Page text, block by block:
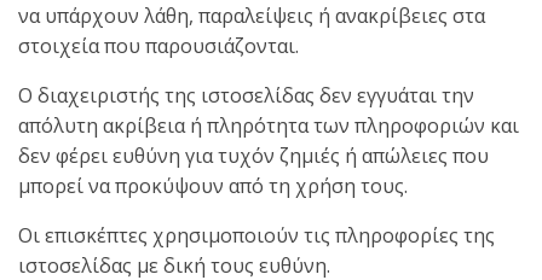
να υπάρχουν λάθη, παραλείψεις ή ανακρίβειες στα
στοιχεία που παρουσιάζονται.
Ο διαχειριστής της ιστοσελίδας δεν εγγυάται την
απόλυτη ακρίβεια ή πληρότητα των πληροφοριών και
δεν φέρει ευθύνη για τυχόν ζημιές ή απώλειες που
μπορεί να προκύψουν από τη χρήση τους.
Οι επισκέπτες χρησιμοποιούν τις πληροφορίες της
ιστοσελίδας με δική τους ευθύνη.